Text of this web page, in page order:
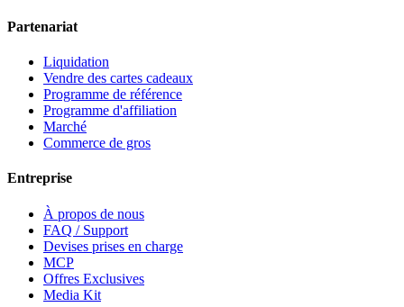
Partenariat
Liquidation
Vendre des cartes cadeaux
Programme de référence
Programme d'affiliation
Marché
Commerce de gros
Entreprise
À propos de nous
FAQ / Support
Devises prises en charge
MCP
Offres Exclusives
Media Kit